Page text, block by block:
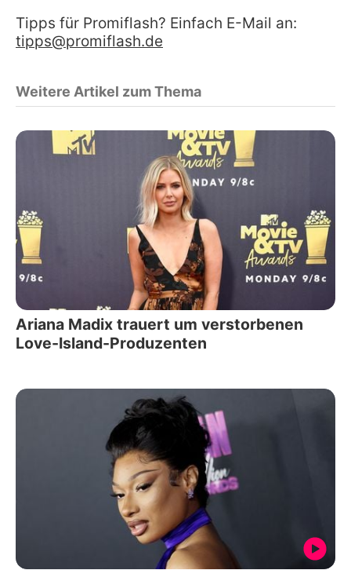
Tipps für Promiflash? Einfach E-Mail an:
tipps@promiflash.de
Weitere Artikel zum Thema
Ariana Madix trauert um verstorbenen
Love-Island-Produzenten